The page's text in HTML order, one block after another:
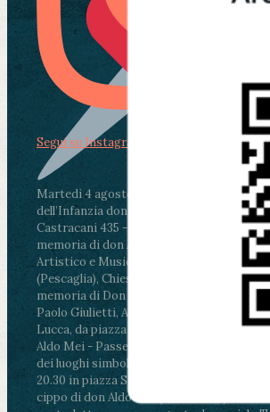
Martedì 4 agosto2026
ore 11:30 - Lucca,
dell’Infanzia don Aldo Mei - Viale
Castracani 435 - Inaugurazione murales in
memoria di don Aldo Mei curato dal Liceo
Artistico e Musicale “Passaglia”
ore 18 -
(Pescaglia), Chiesa parrocchiale - Messa in
memoria di Don Aldo Mei celebrata da
Paolo Giulietti, Arcivescovo di Lucca
ore
Lucca, da piazza San Michele al Cippo di
Aldo Mei - Passeggiata della Memoria in
dei luoghi simbolo della città. Ritrovo alle
20.30 in piazza San Michele con
cippo di don Aldo Mei (Porta Elisa).
Segui su Instagram